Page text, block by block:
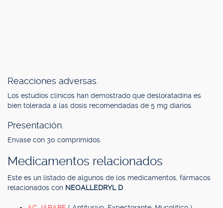
Reacciones adversas.
Los estudios clínicos han demostrado que desloratadina es
bien tolerada a las dosis recomendadas de 5 mg diarios.
Presentación.
Envase con 30 comprimidos.
Medicamentos relacionados
Este es un listado de algunos de los medicamentos, fármacos
relacionados con NEOALLEDRYL D